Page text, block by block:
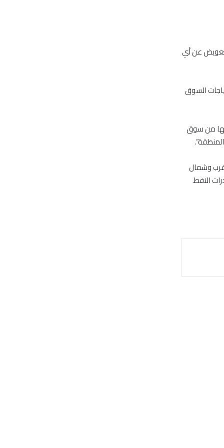
عن أي
احتياجات السوق
من سوق
غرب وشمال
النفط.